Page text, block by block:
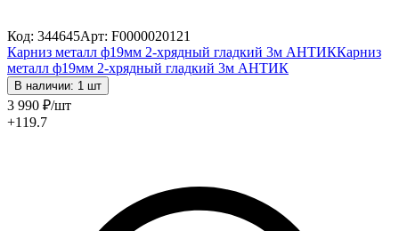
Код: 344645Арт: F0000020121
Карниз металл ф19мм 2-хрядный гладкий 3м АНТИККарниз
металл ф19мм 2-хрядный гладкий 3м АНТИК
В наличии: 1 шт
3 990 ₽/шт
+119.7